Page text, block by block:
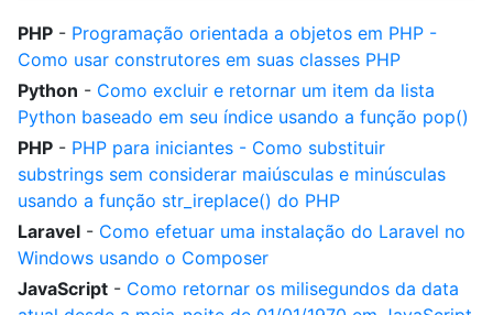
PHP - Programação orientada a objetos em PHP -
Como usar construtores em suas classes PHP
Python - Como excluir e retornar um item da lista
Python baseado em seu índice usando a função pop()
PHP - PHP para iniciantes - Como substituir
substrings sem considerar maiúsculas e minúsculas
usando a função str_ireplace() do PHP
Laravel - Como efetuar uma instalação do Laravel no
Windows usando o Composer
JavaScript - Como retornar os milisegundos da data